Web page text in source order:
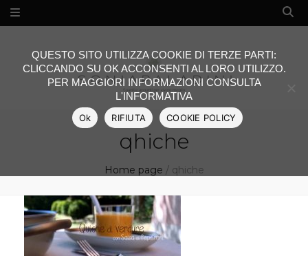
qhiche
Home page / qhiche
QUESTO SITO UTILIZZA COOKIE DI TERZE PARTI:
CLICCANDO SU OK ACCONSENTI AL LORO UTILIZZO.
PER MAGGIORI INFORMAZIONI CONSULTA
L'INFORMATIVA
Ok RIFIUTA COOKIE POLICY